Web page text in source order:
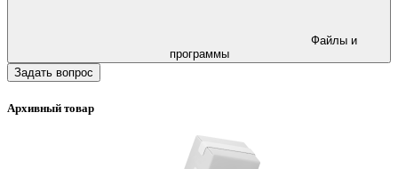
программы
Задать вопрос
Архивный товар